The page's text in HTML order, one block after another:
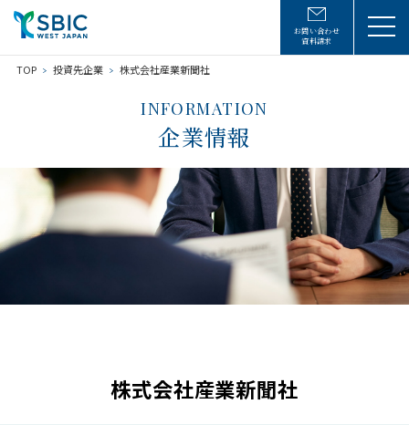
お問い合わせ
資料請求
TOP 投資先企業 株式会社産業新聞社
INFORMATION
企業情報
株式会社産業新聞社